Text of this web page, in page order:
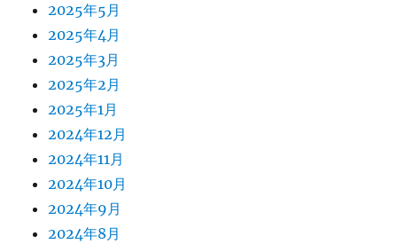
2025年5月
2025年4月
2025年3月
2025年2月
2025年1月
2024年12月
2024年11月
2024年10月
2024年9月
2024年8月